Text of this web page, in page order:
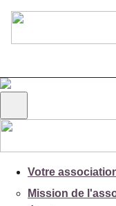
Votre
Mission de